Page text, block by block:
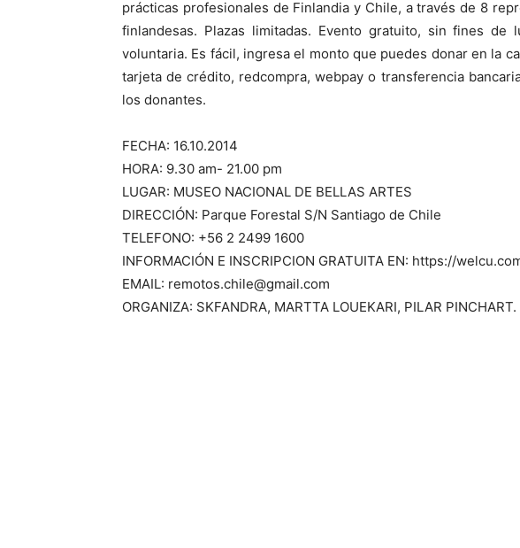
prácticas profesionales de Finlandia y Chile, a través de 8
finlandesas. Plazas limitadas. Evento gratuito, sin fines de
voluntaria. Es fácil, ingresa el monto que puedes donar en la
tarjeta de crédito, redcompra, webpay o transferencia
los donantes.
FECHA: 16.10.2014
HORA: 9.30 am- 21.00 pm
LUGAR: MUSEO NACIONAL DE BELLAS ARTES
DIRECCIÓN: Parque Forestal S/N Santiago de Chile
TELEFONO: +56 2 2499 1600
INFORMACIÓN E INSCRIPCION GRATUITA EN: https://
EMAIL: remotos.chile@gmail.com
ORGANIZA: SKFANDRA, MARTTA LOUEKARI, PILAR PINCHART.